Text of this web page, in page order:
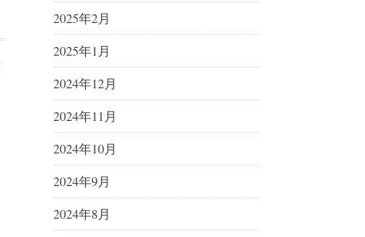
2025年2月
2025年1月
2024年12月
2024年11月
2024年10月
2024年9月
2024年8月